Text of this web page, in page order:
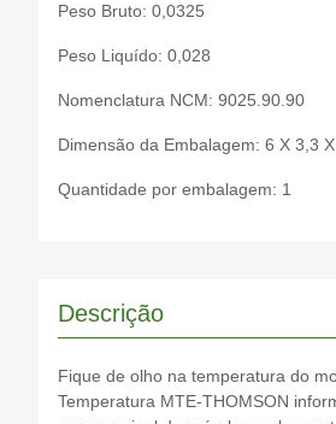
Peso Bruto: 0,0325
Peso Liquído: 0,028
Nomenclatura NCM: 9025.90.90
Dimensão da Embalagem: 6 X 3,3
Quantidade por embalagem: 1
Descrição
Fique de olho na temperatura do
Temperatura MTE-THOMSON